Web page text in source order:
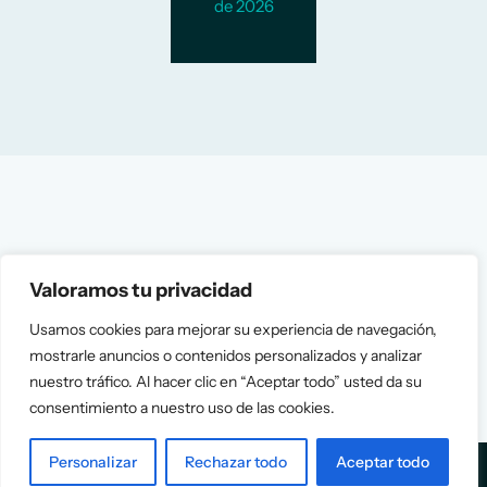
Valoramos tu privacidad
Usamos cookies para mejorar su experiencia de navegación,
mostrarle anuncios o contenidos personalizados y analizar
nuestro tráfico. Al hacer clic en “Aceptar todo” usted da su
consentimiento a nuestro uso de las cookies.
Personalizar Rechazar todo Aceptar todo
de 2026